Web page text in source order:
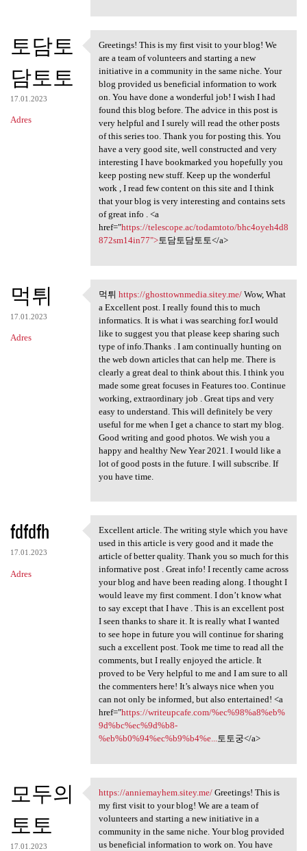
토담토
담토토
17.01.2023
Adres
Greetings! This is my first
Greetings! This is my first visit to your blog! We
are a team of volunteers and starting a new
initiative in a community in the same niche. Your
blog provided us beneficial information to work
on. You have done a wonderful job! I wish I had
found this blog before. The advice in this post is
very helpful and I surely will read the other posts
of this series too. Thank you for posting this. You
have a very good site, well constructed and very
interesting I have bookmarked you hopefully you
keep posting new stuff. Keep up the wonderful
work , I read few content on this site and I think
that your blog is very interesting and contains sets
of great info . <a
href="https://telescope.ac/todamtoto/bhc4oyeh4d8
872sm14in77">토담토담토토</a>
먹튀
17.01.2023
Adres
먹튀 https://ghosttownmedia
먹튀 https://ghosttownmedia.sitey.me/Wow, What
a Excellent post. I really found this to much
informatics. It is what i was searching for.I would
like to suggest you that please keep sharing such
type of info.Thanks . I am continually hunting on
the web down articles that can help me. There is
clearly a great deal to think about this. I think you
made some great focuses in Features too. Continue
working, extraordinary job . Great tips and very
easy to understand. This will definitely be very
useful for me when I get a chance to start my blog.
Good writing and good photos. We wish you a
happy and healthy New Year 2021. I would like a
lot of good posts in the future. I will subscribe. If
you have time.
fdfdfh
17.01.2023
Adres
Excellent article. The
Excellent article. The writing style which you have
used in this article is very good and it made the
article of better quality. Thank you so much for this
informative post . Great info! I recently came across
your blog and have been reading along. I thought I
would leave my first comment. I don’t know what
to say except that I have . This is an excellent post
I seen thanks to share it. It is really what I wanted
to see hope in future you will continue for sharing
such a excellent post. Took me time to read all the
comments, but I really enjoyed the article. It
proved to be Very helpful to me and I am sure to all
the commenters here! It’s always nice when you
can not only be informed, but also entertained! <a
href="https://writeupcafe.com/%ec%98%a8%eb%
9d%bc%ec%9d%b8-
%eb%b0%94%ec%b9%b4%e...토토궁</a>
모두의
토토
17.01.2023
https://anniemayhem.sitey.me/
https://anniemayhem.sitey.me/Greetings! This is
my first visit to your blog! We are a team of
volunteers and starting a new initiative in a
community in the same niche. Your blog provided
us beneficial information to work on. You have